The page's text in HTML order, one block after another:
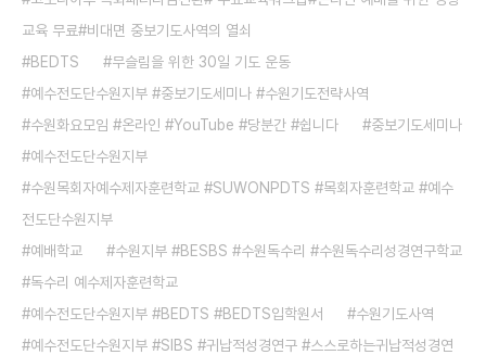
교육 무료#비대면 중보기도사역의 열쇠
BEDTS
무슬림을 위한 30일 기도 운동
예수전도단수원지부 #중보기도세미나 #수원기도전략사역
수원화요모임 #온라인 #YouTube #당분간 #쉽니다
중보기도세미나
예수전도단수원지부
수원목회자예수제자훈련학교 #SUWONPDTS #목회자훈련학교 #예수
전도단수원지부
예배학교
수원지부 #BESBS #수원독수리 #수원독수리성경연구학교
독수리 예수제자훈련학교
예수전도단수원지부 #BEDTS #BEDTS입학원서
수원기도사역
예수전도단수원지부 #SIBS #귀납적성경연구 #스스로하는귀납적성경연